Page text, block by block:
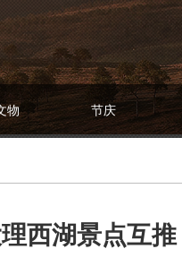
物 节庆
西湖景点互推